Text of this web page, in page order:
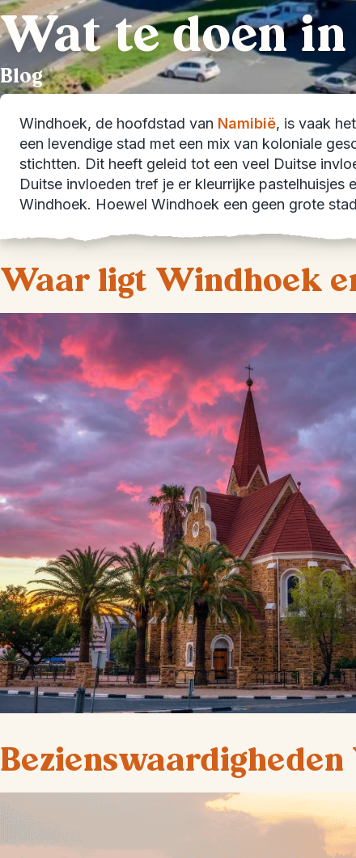
Wat te doen
Blog
Windhoek, de hoofdstad van Namibië, is vaak
een levendige stad met een mix van koloniale
stichtten. Dit heeft geleid tot een veel Duitse
Duitse invloeden tref je er kleurrijke
Windhoek. Hoewel Windhoek een geen grote
Waar ligt Windhoek